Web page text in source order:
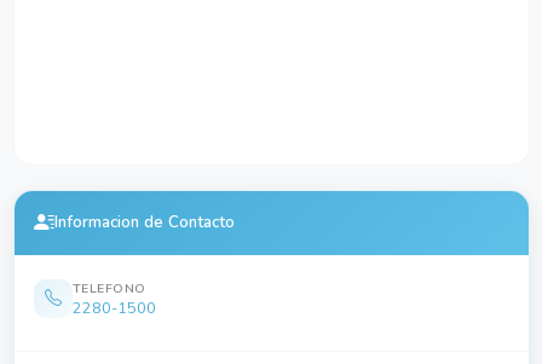
Informacion de Contacto
TELEFONO
2280-1500